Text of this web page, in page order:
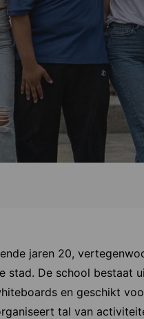
jaren 20,
stad. De school bestaat
en geschikt
tal van